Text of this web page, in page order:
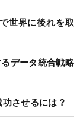
世界に後れを取
データ統合戦略
させるには？